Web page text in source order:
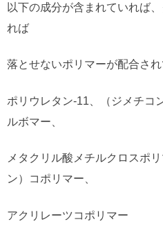
以下の成分が含まれていれば
れば
落とせないポリマーが配合され
ポリウレタン-11、（ジメチコ
ルボマー、
メタクリル酸メチルクロスポ
ン）コポリマー、
アクリレーツコポリマー